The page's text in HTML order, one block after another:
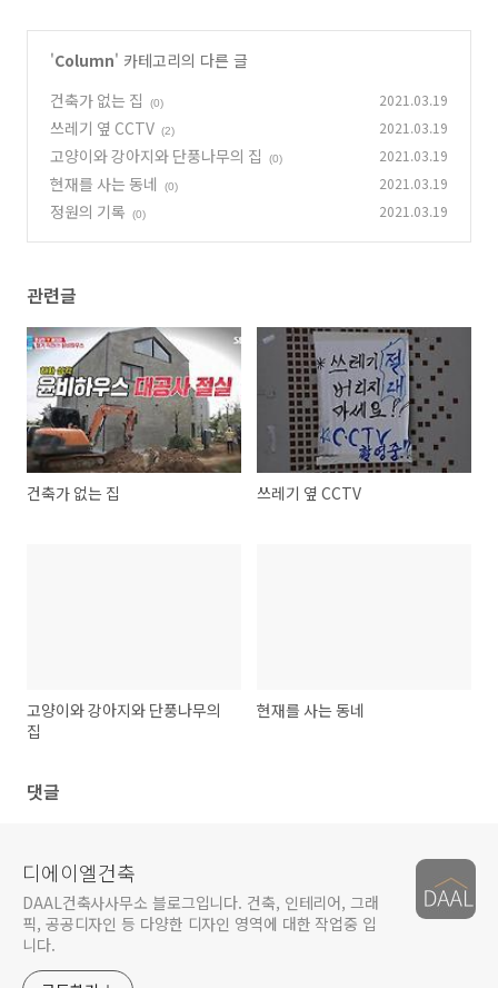
'Column' 카테고리의 다른 글
건축가 없는 집
(0) 2021.03.19
쓰레기 옆 CCTV (2) 2021.03.19
고양이와 강아지와 단풍나무의 집 (0) 2021.03.19
현재를 사는 동네 (0) 2021.03.19
정원의 기록 (0) 2021.03.19
관련글
건축가 없는 집 쓰레기 옆 CCTV
고양이와 강아지와 단풍나무의
집
현재를 사는 동네
댓글
디에이엘건축
DAAL건축사사무소 블로그입니다. 건축, 인테리어, 그래
픽, 공공디자인 등 다양한 디자인 영역에 대한 작업중 입
니다.